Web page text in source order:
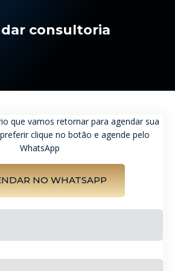
consultoria
que vamos retornar para agendar sua
clique no botão e agende pelo
WhatsApp
NO WHATSAPP